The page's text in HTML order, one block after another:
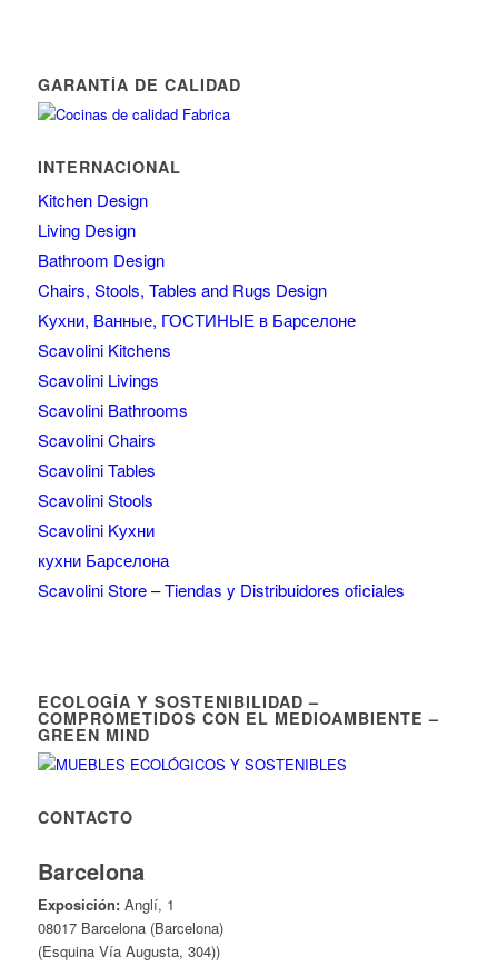
GARANTÍA DE CALIDAD
INTERNACIONAL
Kitchen Design
Living Design
Bathroom Design
Chairs, Stools, Tables and Rugs Design
Kухни, Ванные, ГОСТИНЫЕ в Барселоне
Scavolini Kitchens
Scavolini Livings
Scavolini Bathrooms
Scavolini Chairs
Scavolini Tables
Scavolini Stools
Scavolini Kухни
кухни Барселона
Scavolini Store – Tiendas y Distribuidores oficiales
ECOLOGÍA Y SOSTENIBILIDAD –
COMPROMETIDOS CON EL MEDIOAMBIENTE –
GREEN MIND
CONTACTO
Barcelona
Exposición:Anglí, 1
08017 Barcelona (Barcelona)
(Esquina Vía Augusta, 304))